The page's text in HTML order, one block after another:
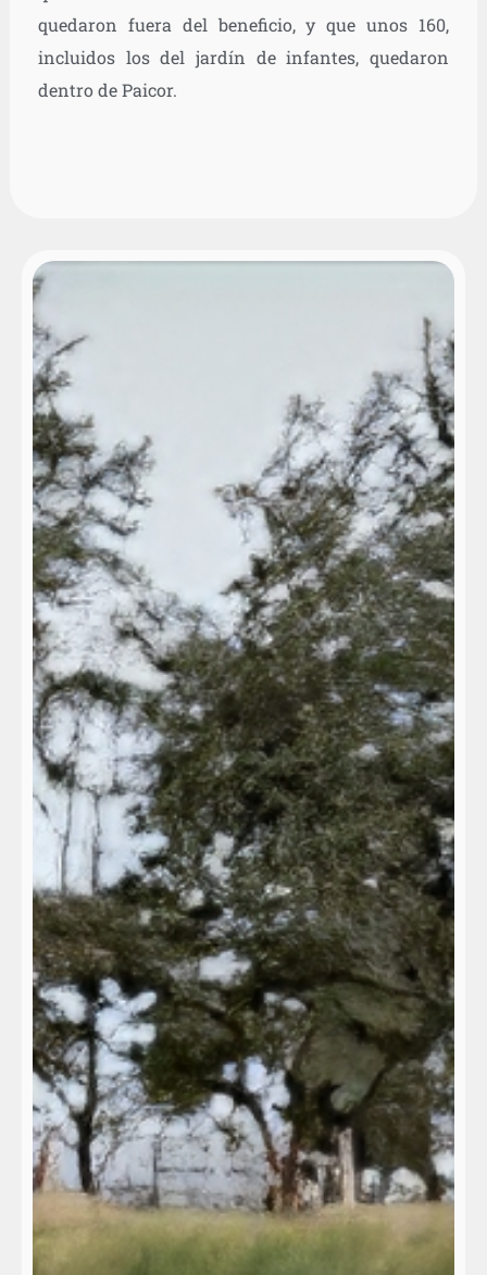
quedaron fuera del beneficio, y que unos 160,
incluidos los del jardín de infantes, quedaron
dentro de Paicor.